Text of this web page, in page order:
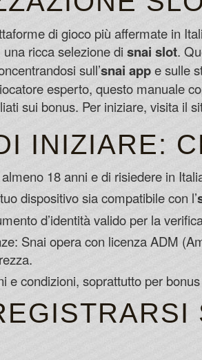
Online
Some
Friday
Can I
di gioco più affermate in
ricca selezione di snai slot.
sull’snai appe sulle
esperto, questo manuale
sui bonus. Per iniziare, visita il
INIZIARE:
18 anni e di risiedere in
dispositivo sia compatibile con l’
d’identità valido per la
Snai opera con licenza ADM
e condizioni, soprattutto per